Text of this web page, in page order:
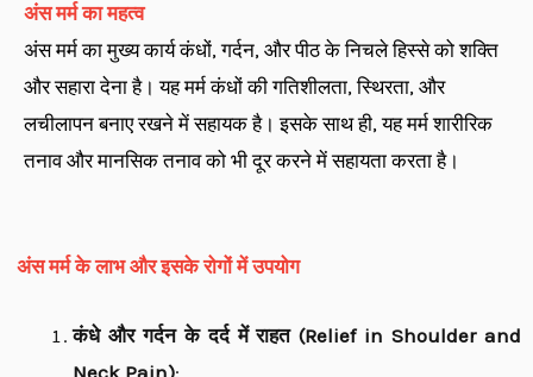
अंस मर्म का महत्व
अंस मर्म का मुख्य कार्य कंधों, गर्दन, और पीठ के निचले हिस्से को शक्ति
और सहारा देना है। यह मर्म कंधों की गतिशीलता, स्थिरता, और
लचीलापन बनाए रखने में सहायक है। इसके साथ ही, यह मर्म शारीरिक
तनाव और मानसिक तनाव को भी दूर करने में सहायता करता है।
अंस मर्म के लाभ और इसके रोगों में उपयोग
कंधे और गर्दन के दर्द में राहत (Relief in Shoulder and
Neck Pain):